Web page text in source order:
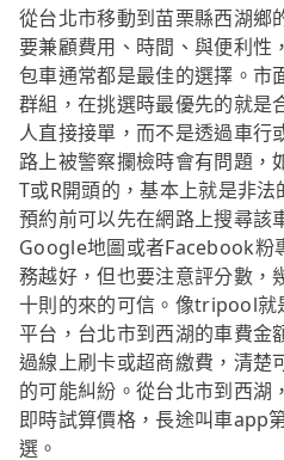
從台北市移動到苗栗縣西湖鄉
要兼顧費用、時間、與便利性
包車通常都是最佳的選擇。市
群組，在挑選時最優先的就是
人直接接單，而不是透過車行
路上被警察攔檢時會有問題，
T或R開頭的，基本上就是非法
預約前可以先在網路上搜尋該
Google地圖或者Facebook粉
務越好，但也要注意評分數，
十則的來的可信。像tripool就
平台，台北市到西湖的車費金
過線上刷卡或超商繳費，清楚
的可能糾紛。從台北市到西
即時試算價格，長途叫車app
選。